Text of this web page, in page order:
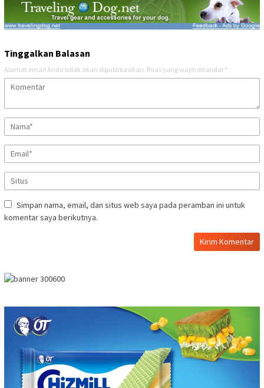
Tinggalkan Balasan
Alamat email Anda tidak akan dipublikasikan. Ruas yang wajib ditandai *
Simpan nama, email, dan situs web saya pada peramban ini untuk
komentar saya berikutnya.